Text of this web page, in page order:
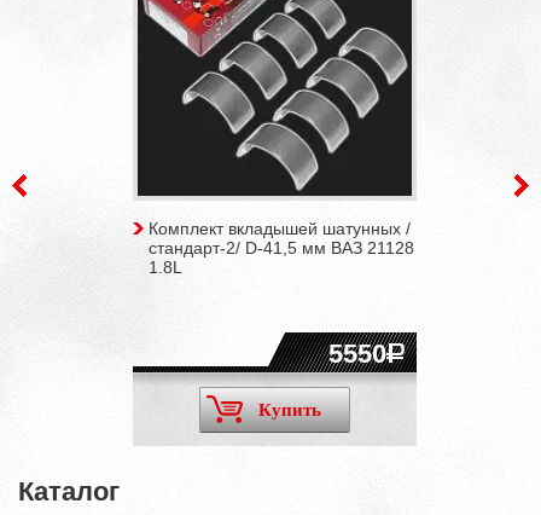
Комплект вкладышей шатунных /
стандарт-2/ D-41,5 мм ВАЗ 21128
1.8L
5550
Купить
Каталог